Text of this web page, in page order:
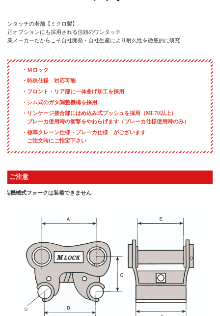
ワンタッチの老舗【ミクロ製】
純正オプションにも採用される信頼のワンタッチ
専業メーカーだからこそ自社開発・自社生産により耐久性を徹底的に研究
・Ｍロック
・特殊仕様 対応可能
・フロント・リア部に一体曲げ加工を採用
・シム式のガタ調整機構を採用
・リンケージ接合部にはめ込み式ブッシュを採用（ML70以上）
ブレーカ使用時の衝撃をやわらげます（ブレーカ仕様使用時のみ）
・標準クレーン仕様・ブレーカ仕様 がございます
ご注文時にご指定下さい
ご注意
2点機械式フォークは装着できません